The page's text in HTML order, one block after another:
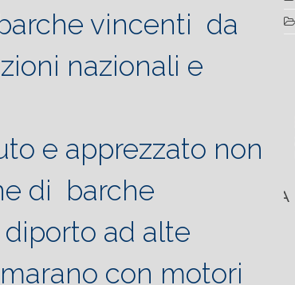
vincenti da
nazionali e
e apprezzato non
di barche
ad alte
con motori
Luglio
38SCMaggio
8, 2016
choice
on
SANTANA
AND
THE
Marzo
Palm